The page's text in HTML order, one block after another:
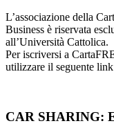
L’associazione della
Business è riservata
all’Università Cattolica.
Per iscriversi a
utilizzare il seguente
CAR SHARING: